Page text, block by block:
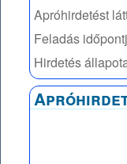
Apróhirdetést
Feladás
Hirdetés